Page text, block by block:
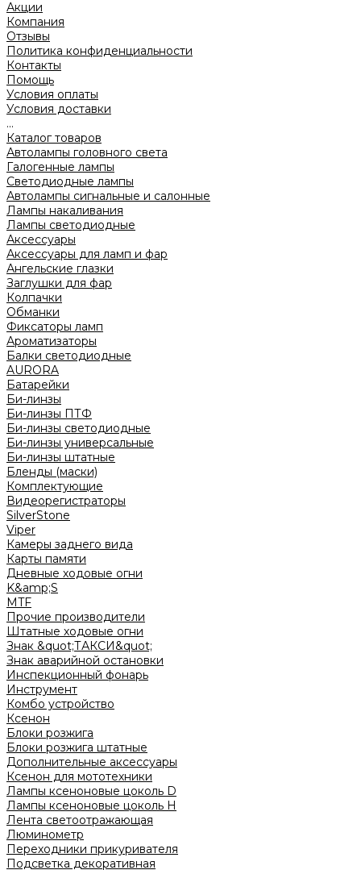
Акции
Компания
Отзывы
Политика конфиденциальности
Контакты
Помощь
Условия оплаты
Условия доставки
...
Каталог товаров
Автолампы головного света
Галогенные лампы
Светодиодные лампы
Автолампы сигнальные и салонные
Лампы накаливания
Лампы светодиодные
Аксессуары
Аксессуары для ламп и фар
Ангельские глазки
Заглушки для фар
Колпачки
Обманки
Фиксаторы ламп
Ароматизаторы
Балки светодиодные
AURORA
Батарейки
Би-линзы
Би-линзы ПТФ
Би-линзы светодиодные
Би-линзы универсальные
Би-линзы штатные
Бленды (маски)
Комплектующие
Видеорегистраторы
SilverStone
Viper
Камеры заднего вида
Карты памяти
Дневные ходовые огни
K&amp;S
MTF
Прочие производители
Штатные ходовые огни
Знак &quot;ТАКСИ&quot;
Знак аварийной остановки
Инспекционный фонарь
Инструмент
Комбо устройство
Ксенон
Блоки розжига
Блоки розжига штатные
Дополнительные аксессуары
Ксенон для мототехники
Лампы ксеноновые цоколь D
Лампы ксеноновые цоколь H
Лента светоотражающая
Люминометр
Переходники прикуривателя
Подсветка декоративная